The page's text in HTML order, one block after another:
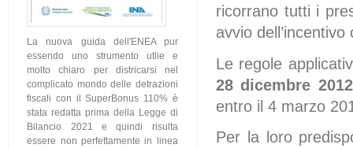
La nuova guida dell'ENEA pur
essendo uno strumento utlie e
molto chiaro per districarsi nel
complicato mondo delle detrazioni
fiscali con il SuperBonus 110% è
stata redatta prima della Legge di
Bilancio 2021 e quindi risulta
essere non perfettamente in linea
ricorrano tutti i
avvio
Le regole
28 dicembre 2012
entro il 4 marzo
Per la loro